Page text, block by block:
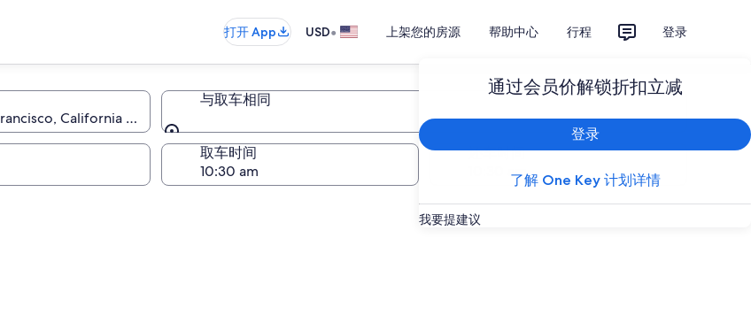
打开 App USD• 上架您的房源 帮助中心 行程 登录
通过会员价解锁折扣立减
登录
了解 One Key 计划详情
我要提建议
California 94128
与取车相同
与取车相同
取车时间 还车时间